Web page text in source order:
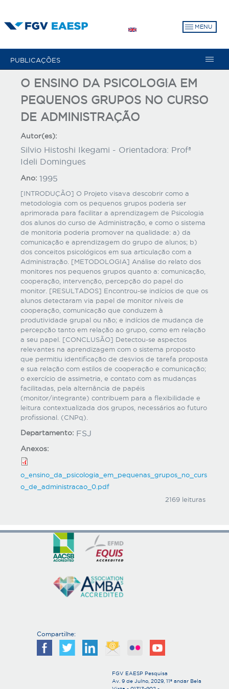
para
MENU
PUBLICAÇÕES
O ENSINO DA PSICOLOGIA EM
PEQUENOS GRUPOS NO CURSO
DE ADMINISTRAÇÃO
Autor(es):
Silvio Histoshi Ikegami - Orientadora: Profª
Ideli Domingues
Ano: 1995
[INTRODUÇÃO] O Projeto visava descobrir como a
metodologia com os pequenos grupos poderia ser
aprimorada para facilitar a aprendizagem de Psicologia
dos alunos do curso de Administração, e como o sistema
de monitoria poderia promover na qualidade: a) da
comunicação e aprendizagem do grupo de alunos; b)
dos conceitos psicológicos em sua articulação com a
Administração. [METODOLOGIA] Análise do relato dos
monitores nos pequenos grupos quanto a: comunicação,
cooperação, intervenção, percepção do papel do
monitor. [RESULTADOS] Encontrou-se indícios de que os
alunos detectaram via papel de monitor níveis de
cooperação, comunicação que conduzem à
produtividade grupal ou não; e indícios de mudança de
percepção tanto em relação ao grupo, como em relação
a seu papel. [CONCLUSÃO] Detectou-se aspectos
relevantes na aprendizagem com o sistema proposto
que permitiu identificação de desvios de tarefa proposta
e sua relação com estilos de cooperação e comunicação;
o exercício de assimetria, e contato com as mudanças
facilitadas, pela alternância de papéis
(monitor/integrante) contribuem para a flexibilidade e
leitura contextualizada dos grupos, necessários ao futuro
profissional. (CNPq).
Departamento: FSJ
Anexos:
o_ensino_da_psicologia_em_pequenas_grupos_no_curs
o_de_administracao_0.pdf
2169 leituras
Compartilhe:
FGV EAESP Pesquisa
Av. 9 de Julho, 2029, 11º andar Bela